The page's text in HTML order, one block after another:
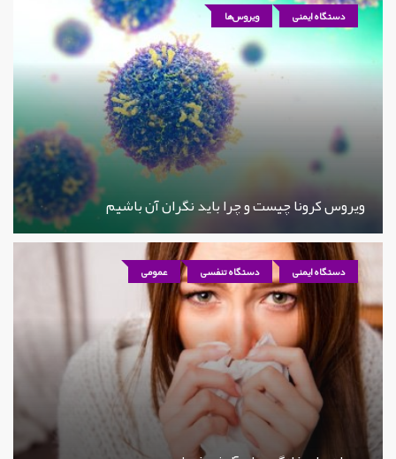
دستگاه ایمنی ویروس‌ها
ویروس کرونا چیست و چرا باید نگران آن باشیم
دستگاه ایمنی دستگاه تنفسی عمومی